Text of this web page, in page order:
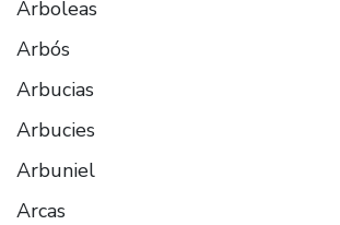
Arboleas
Arbós
Arbucias
Arbucies
Arbuniel
Arcas